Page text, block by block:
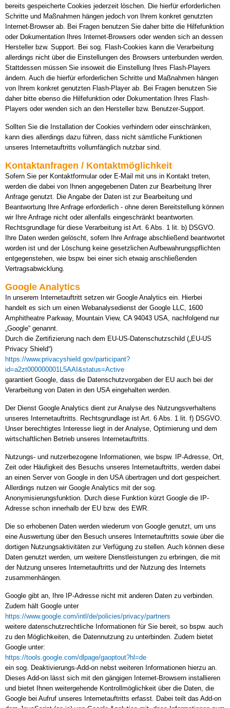
bereits gespeicherte Cookies jederzeit löschen. Die hierfür erforderlichen
Schritte und Maßnahmen hängen jedoch von Ihrem konkret genutzten
Internet-Browser ab. Bei Fragen benutzen Sie daher bitte die Hilfefunktion
oder Dokumentation Ihres Internet-Browsers oder wenden sich an dessen
Hersteller bzw. Support. Bei sog. Flash-Cookies kann die Verarbeitung
allerdings nicht über die Einstellungen des Browsers unterbunden werden.
Stattdessen müssen Sie insoweit die Einstellung Ihres Flash-Players
ändern. Auch die hierfür erforderlichen Schritte und Maßnahmen hängen
von Ihrem konkret genutzten Flash-Player ab. Bei Fragen benutzen Sie
daher bitte ebenso die Hilfefunktion oder Dokumentation Ihres Flash-
Players oder wenden sich an den Hersteller bzw. Benutzer-Support.
Sollten Sie die Installation der Cookies verhindern oder einschränken,
kann dies allerdings dazu führen, dass nicht sämtliche Funktionen
unseres Internetauftritts vollumfänglich nutzbar sind.
Kontaktanfragen / Kontaktmöglichkeit
Sofern Sie per Kontaktformular oder E-Mail mit uns in Kontakt treten,
werden die dabei von Ihnen angegebenen Daten zur Bearbeitung Ihrer
Anfrage genutzt. Die Angabe der Daten ist zur Bearbeitung und
Beantwortung Ihre Anfrage erforderlich - ohne deren Bereitstellung können
wir Ihre Anfrage nicht oder allenfalls eingeschränkt beantworten.
Rechtsgrundlage für diese Verarbeitung ist Art. 6 Abs. 1 lit. b) DSGVO.
Ihre Daten werden gelöscht, sofern Ihre Anfrage abschließend beantwortet
worden ist und der Löschung keine gesetzlichen Aufbewahrungspflichten
entgegenstehen, wie bspw. bei einer sich etwaig anschließenden
Vertragsabwicklung.
Google Analytics
In unserem Internetauftritt setzen wir Google Analytics ein. Hierbei
handelt es sich um einen Webanalysedienst der Google LLC, 1600
Amphitheatre Parkway, Mountain View, CA 94043 USA, nachfolgend nur
„Google“ genannt.
Durch die Zertifizierung nach dem EU-US-Datenschutzschild („EU-US
Privacy Shield“)
https://www.privacyshield.gov/participant?
id=a2zt000000001L5AAI&status=Active
garantiert Google, dass die Datenschutzvorgaben der EU auch bei der
Verarbeitung von Daten in den USA eingehalten werden.
Der Dienst Google Analytics dient zur Analyse des Nutzungsverhaltens
unseres Internetauftritts. Rechtsgrundlage ist Art. 6 Abs. 1 lit. f) DSGVO.
Unser berechtigtes Interesse liegt in der Analyse, Optimierung und dem
wirtschaftlichen Betrieb unseres Internetauftritts.
Nutzungs- und nutzerbezogene Informationen, wie bspw. IP-Adresse, Ort,
Zeit oder Häufigkeit des Besuchs unseres Internetauftritts, werden dabei
an einen Server von Google in den USA übertragen und dort gespeichert.
Allerdings nutzen wir Google Analytics mit der sog.
Anonymisierungsfunktion. Durch diese Funktion kürzt Google die IP-
Adresse schon innerhalb der EU bzw. des EWR.
Die so erhobenen Daten werden wiederum von Google genutzt, um uns
eine Auswertung über den Besuch unseres Internetauftritts sowie über die
dortigen Nutzungsaktivitäten zur Verfügung zu stellen. Auch können diese
Daten genutzt werden, um weitere Dienstleistungen zu erbringen, die mit
der Nutzung unseres Internetauftritts und der Nutzung des Internets
zusammenhängen.
Google gibt an, Ihre IP-Adresse nicht mit anderen Daten zu verbinden.
Zudem hält Google unter
https://www.google.com/intl/de/policies/privacy/partners
weitere datenschutzrechtliche Informationen für Sie bereit, so bspw. auch
zu den Möglichkeiten, die Datennutzung zu unterbinden. Zudem bietet
Google unter:
https://tools.google.com/dlpage/gaoptout?hl=de
ein sog. Deaktivierungs-Add-on nebst weiteren Informationen hierzu an.
Dieses Add-on lässt sich mit den gängigen Internet-Browsern installieren
und bietet Ihnen weitergehende Kontrollmöglichkeit über die Daten, die
Google bei Aufruf unseres Internetauftritts erfasst. Dabei teilt das Add-on